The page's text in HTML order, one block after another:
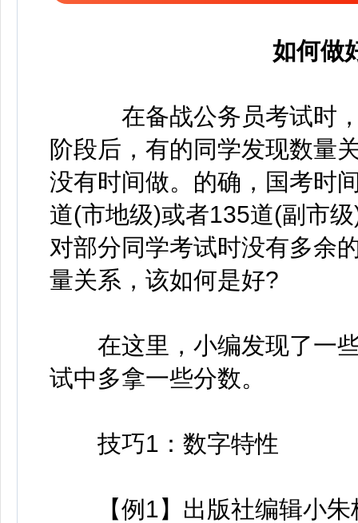
如何做
在备战公务员考试时，
阶段后，有的同学发现数量
没有时间做。的确，国考时
道(市地级)或者135道(副市
对部分同学考试时没有多余
量关系，该如何是好?
在这里，小编发现了一些
试中多拿一些分数。
技巧1：数字特性
【例1】出版社编辑小朱